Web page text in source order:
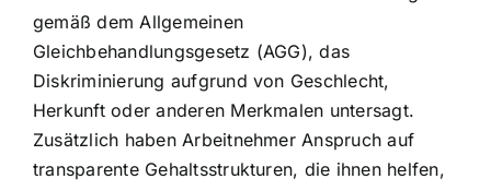
gemäß dem Allgemeinen
Gleichbehandlungsgesetz (AGG), das
Diskriminierung aufgrund von Geschlecht,
Herkunft oder anderen Merkmalen untersagt.
Zusätzlich haben Arbeitnehmer Anspruch auf
transparente Gehaltsstrukturen, die ihnen helfen,